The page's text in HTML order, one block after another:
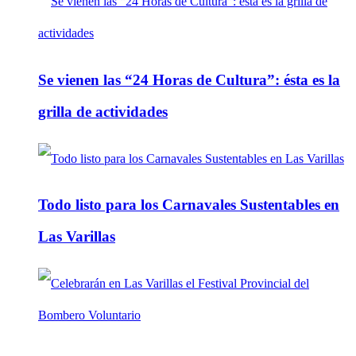
Se vienen las “24 Horas de Cultura”: ésta es la
grilla de actividades
Todo listo para los Carnavales Sustentables en
Las Varillas